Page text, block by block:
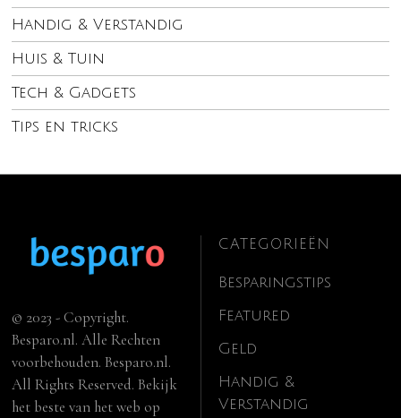
Handig & Verstandig
Huis & Tuin
Tech & Gadgets
Tips en tricks
© 2023 - Copyright.
Besparo.nl. Alle Rechten
voorbehouden. Besparo.nl.
All Rights Reserved. Bekijk
het beste van het web op
CATEGORIEËN
Besparingstips
Featured
Geld
Handig &
Verstandig